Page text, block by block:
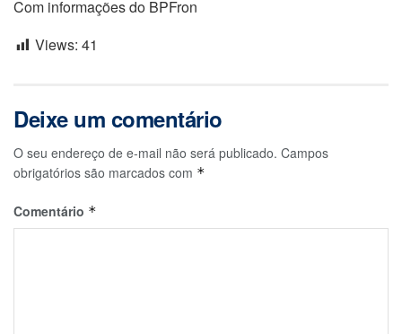
Com informações do BPFron
Views: 41
Deixe um comentário
O seu endereço de e-mail não será publicado. Campos
obrigatórios são marcados com *
Comentário *